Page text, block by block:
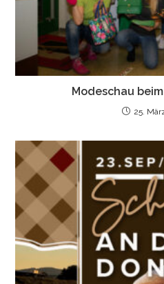
Modeschau
25.